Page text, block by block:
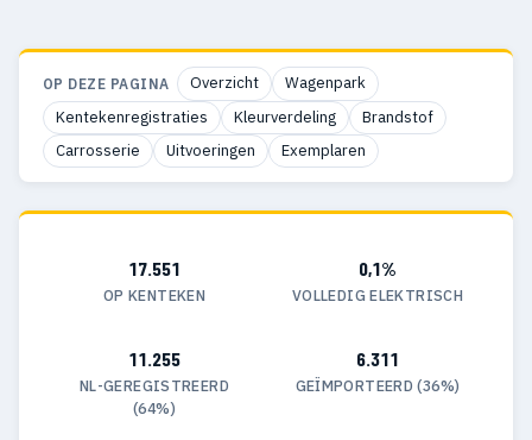
OP DEZE PAGINA Overzicht
Wagenpark
Kentekenregistraties
Kleurverdeling
Brandstof
Carrosserie
Uitvoeringen Exemplaren
17.551
OP KENTEKEN
0,1%
VOLLEDIG ELEKTRISCH
11.255
NL-GEREGISTREERD
(64%)
6.311
GEÏMPORTEERD (36%)